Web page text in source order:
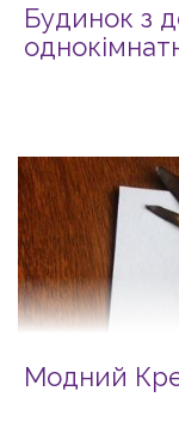
Будинок з
Модний